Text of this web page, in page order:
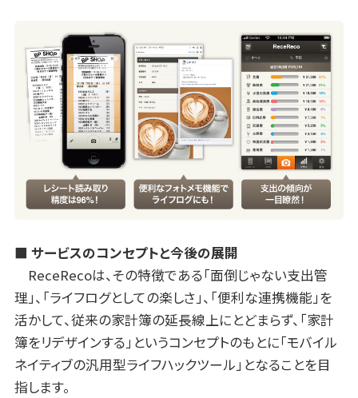
■ サービスのコンセプトと今後の展開
ReceRecoは、その特徴である「面倒じゃない支出管
理」、「ライフログとしての楽しさ」、「便利な連携機能」を
活かして、従来の家計簿の延長線上にとどまらず、「家計
簿をリデザインする」というコンセプトのもとに「モバイル
ネイティブの汎用型ライフハックツール」となることを目
指します。